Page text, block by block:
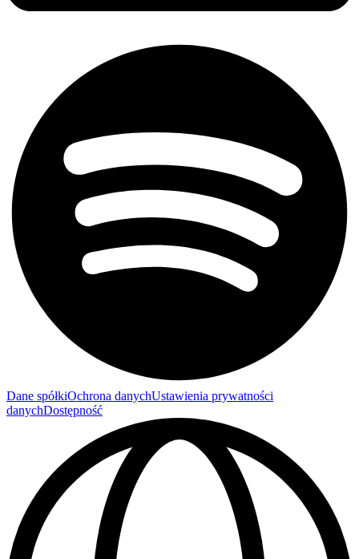
Dane spółkiOchrona danychUstawienia prywatności
danychDostępność